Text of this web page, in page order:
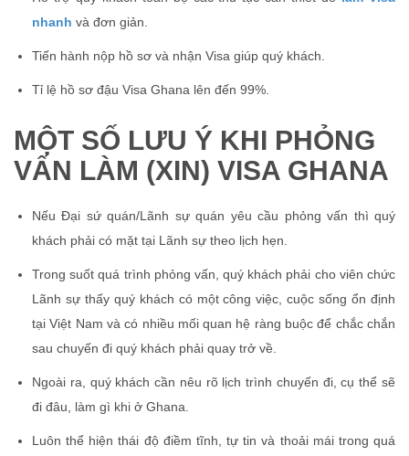
nhanh và đơn giản.
Tiến hành nộp hồ sơ và nhận Visa giúp quý khách.
Tỉ lệ hồ sơ đậu Visa Ghana lên đến 99%.
MỘT SỐ LƯU Ý KHI PHỎNG
VẤN LÀM (XIN) VISA GHANA
Nếu Đại sứ quán/Lãnh sự quán yêu cầu phỏng vấn thì quý
khách phải có mặt tại Lãnh sự theo lịch hẹn.
Trong suốt quá trình phỏng vấn, quý khách phải cho viên chức
Lãnh sự thấy quý khách có một công việc, cuộc sống ổn định
tại Việt Nam và có nhiều mối quan hệ ràng buộc để chắc chắn
sau chuyến đi quý khách phải quay trở về.
Ngoài ra, quý khách cần nêu rõ lịch trình chuyến đi, cụ thể sẽ
đi đâu, làm gì khi ở Ghana.
Luôn thể hiện thái độ điềm tĩnh, tự tin và thoải mái trong quá